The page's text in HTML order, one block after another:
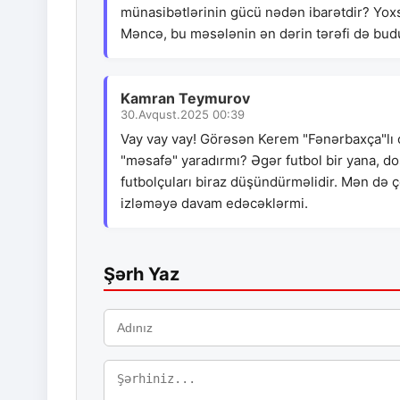
münasibətlərinin gücü nədən ibarətdir?
Məncə, bu məsələnin ən dərin tərəfi də
Kamran Teymurov
30.Avqust.2025 00:39
Vay vay vay! Görəsən Kerem
"məsafə" yaradırmı? Əgər futbol bir yana,
futbolçuları biraz düşündürməlidir. Mən də
izləməyə davam edəcəklərmi.
Şərh Yaz